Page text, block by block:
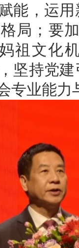
能，运
局；要
祖文化
坚持党
专业能力